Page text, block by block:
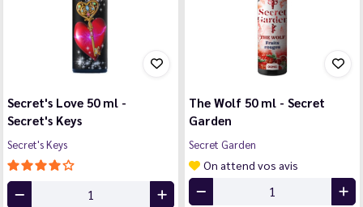
Secret's Love 50 ml -
Secret's Keys
Secret's Keys
The Wolf 50 ml - Secret
Garden
Secret Garden
On attend vos avis